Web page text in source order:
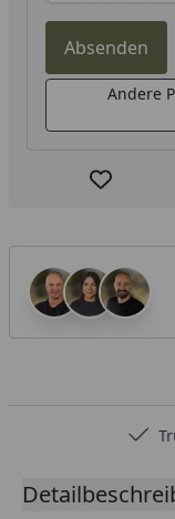
Absenden
Andere
Produkt